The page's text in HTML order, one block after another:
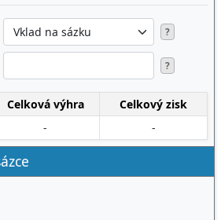
?
?
Celková výhra
Celkový zisk
- -